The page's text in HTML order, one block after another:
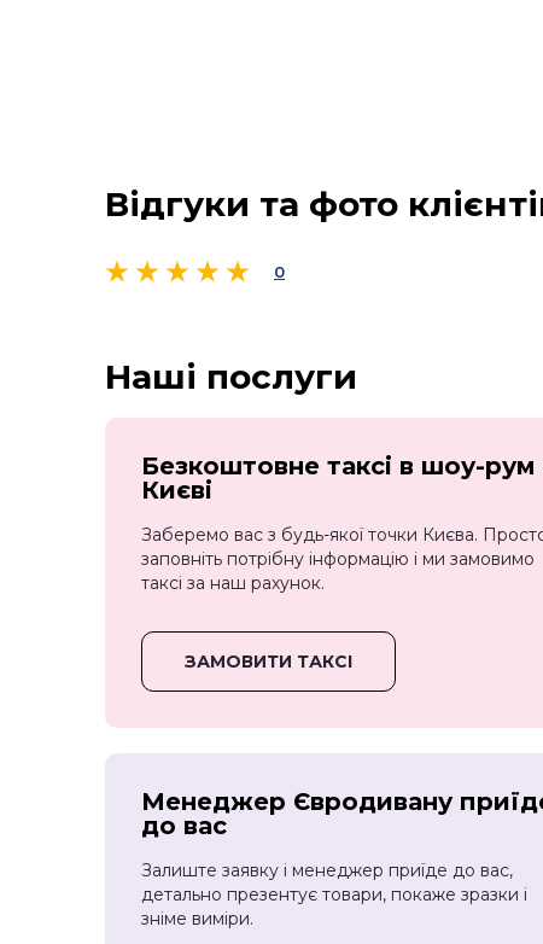
Відгуки та фото
0
Наші послуги
Безкоштовне таксі в шоу-рум
Києві
Заберемо вас з будь-якої точки Києва.
заповніть потрібну інформацію і ми замовимо
таксі за наш рахунок.
ЗАМОВИТИ ТАКСІ
Менеджер Євродивану
до вас
Залиште заявку і менеджер приїде до вас,
детально презентує товари, покаже зразки і
зніме виміри.